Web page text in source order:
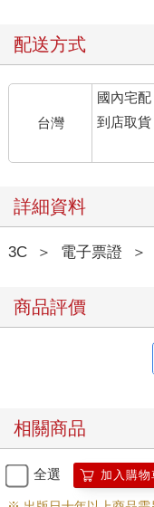
配送方式
台灣
國內宅
到店取貨
詳細資料
3C ＞ 電子票證 ＞
商品評價
相關商品
全選 加入購物